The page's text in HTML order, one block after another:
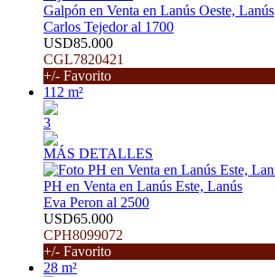
Galpón en Venta en Lanús Oeste, Lanús
Carlos Tejedor al 1700
USD85.000
CGL7820421
+/- Favorito
112 m²
3
MÁS DETALLES
PH en Venta en Lanús Este, Lanús
Eva Peron al 2500
USD65.000
CPH8099072
+/- Favorito
28 m²